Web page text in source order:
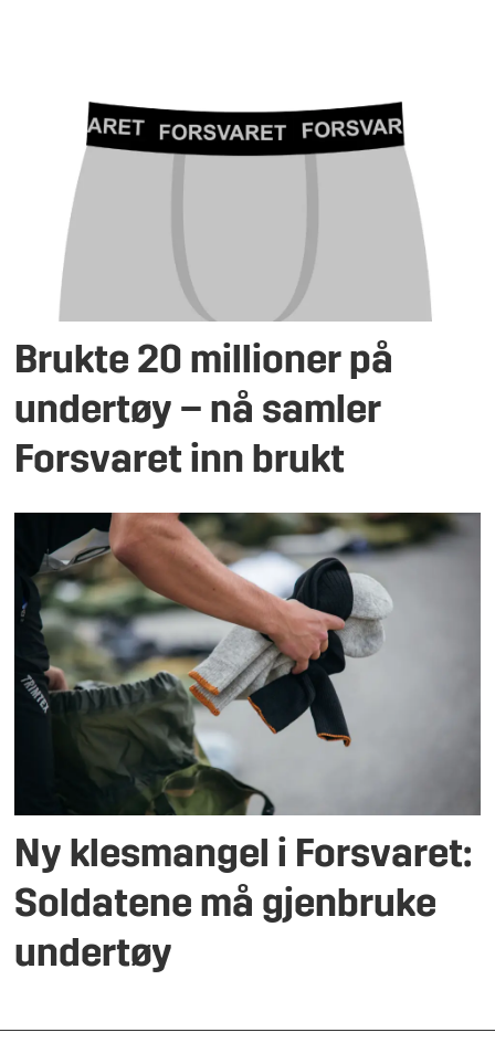
Brukte 20 millioner på
undertøy – nå samler
Forsvaret inn brukt
Ny klesmangel i Forsvaret:
Soldatene må gjenbruke
undertøy